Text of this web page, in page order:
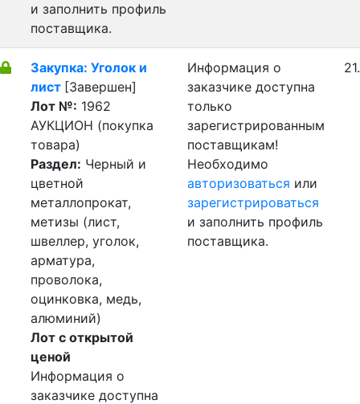
и заполнить профиль
поставщика.
Закупка: Уголок и
лист [Завершен]
Лот №: 1962
АУКЦИОН (покупка
товара)
Раздел: Черный и
цветной
металлопрокат,
метизы (лист,
швеллер, уголок,
арматура,
проволока,
оцинковка, медь,
алюминий)
Лот с открытой
ценой
Информация о
заказчике доступна
Информация о
заказчике доступна
только
зарегистрированным
поставщикам!
Необходимо
авторизоваться или
зарегистрироваться
и заполнить профиль
поставщика.